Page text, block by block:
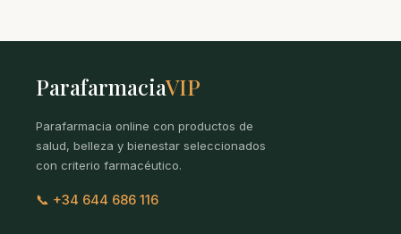
ParafarmaciaVIP
Parafarmacia online con productos de
salud, belleza y bienestar seleccionados
con criterio farmacéutico.
📞 +34 644 686 116